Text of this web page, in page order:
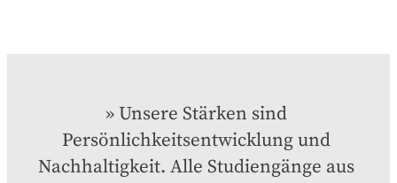
Unsere Stärken sind
Persönlichkeitsentwicklung und
Nachhaltigkeit. Alle Studiengänge aus